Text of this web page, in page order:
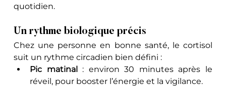
quotidien.
Un rythme biologique précis
Chez une personne en bonne santé, le cortisol
suit un rythme circadien bien défini :
Pic matinal
: environ 30 minutes après le
réveil, pour booster l’énergie et la vigilance.